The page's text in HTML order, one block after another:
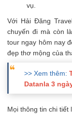
vụ.
Với Hải Đăng
chuyến đi mà còn
tour ngay hôm nay
đẹp thơ mộng của
>> Xem thêm:
Datanla 3
Mọi thông tin chi tiết